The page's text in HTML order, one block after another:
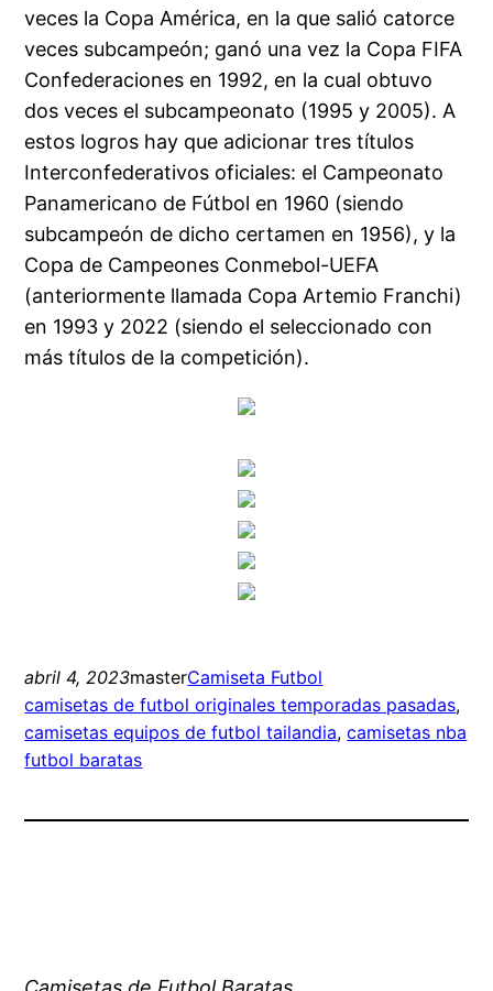
veces la Copa América, en la que salió catorce
veces subcampeón; ganó una vez la Copa FIFA
Confederaciones en 1992, en la cual obtuvo
dos veces el subcampeonato (1995 y 2005). A
estos logros hay que adicionar tres títulos
Interconfederativos oficiales: el Campeonato
Panamericano de Fútbol en 1960 (siendo
subcampeón de dicho certamen en 1956), y la
Copa de Campeones Conmebol-UEFA
(anteriormente llamada Copa Artemio Franchi)
en 1993 y 2022 (siendo el seleccionado con
más títulos de la competición).
abril 4, 2023masterCamiseta Futbol
camisetas de futbol originales temporadas pasadas
camisetas equipos de futbol tailandia, camisetas nba
futbol baratas